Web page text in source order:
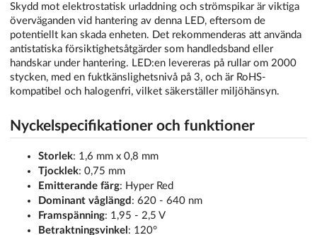
Skydd mot elektrostatisk urladdning och strömspikar är viktiga
överväganden vid hantering av denna LED, eftersom de
potentiellt kan skada enheten. Det rekommenderas att använda
antistatiska försiktighetsåtgärder som handledsband eller
handskar under hantering. LED:en levereras på rullar om 2000
stycken, med en fuktkänslighetsnivå på 3, och är RoHS-
kompatibel och halogenfri, vilket säkerställer miljöhänsyn.
Nyckelspecifikationer och funktioner
Storlek: 1,6 mm x 0,8 mm
Tjocklek: 0,75 mm
Emitterande färg: Hyper Red
Dominant våglängd : 620 - 640 nm
Framspänning: 1,95 - 2,5 V
Betraktningsvinkel : 120°